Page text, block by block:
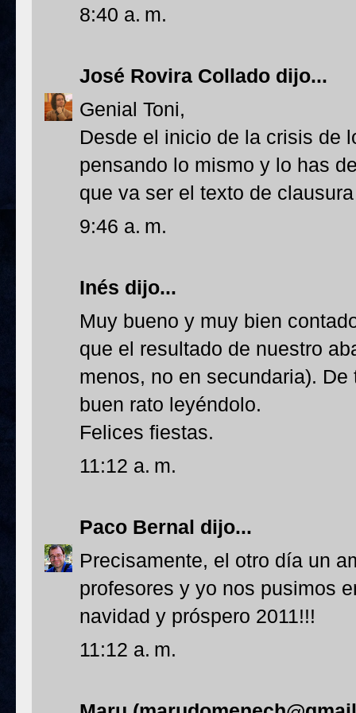
8:40 a. m.
José Rovira Collado dijo...
Genial Toni,
Desde el inicio de la crisis de
pensando lo mismo y lo has
que va ser el texto de
9:46 a. m.
Inés dijo...
Muy bueno y muy bien
que el resultado de nuestro
menos, no en secundaria).
buen rato leyéndolo.
Felices fiestas.
11:12 a. m.
Paco Bernal dijo...
Precisamente, el otro día un
profesores y yo nos pusimos
navidad y próspero 2011!!!
11:12 a. m.